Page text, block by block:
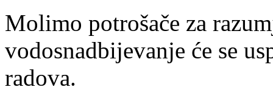
Molimo potrošače za
vodosnadbijevanje će se
radova.